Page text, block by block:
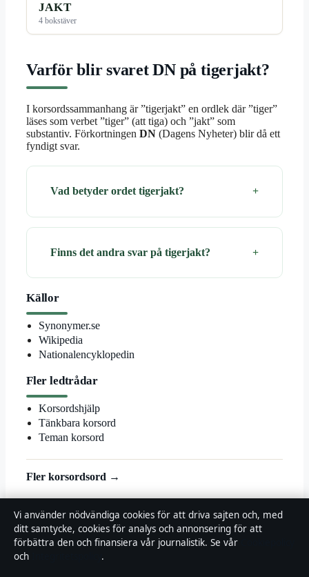
JAKT
4 bokstäver
Varför blir svaret DN på tigerjakt?
I korsordssammanhang är ”tigerjakt” en ordlek där ”tiger”
läses som verbet ”tiger” (att tiga) och ”jakt” som
substantiv. Förkortningen DN (Dagens Nyheter) blir då ett
fyndigt svar.
Vad betyder ordet tigerjakt?
Finns det andra svar på tigerjakt?
Källor
Synonymer.se
Wikipedia
Nationalencyklopedin
Fler ledtrådar
Korsordshjälp
Tänkbara korsord
Teman korsord
Fler korsordsord →
© 2026 Landsortstidningen
Landsortstidningen
Film, tv och nöjesnyheter med småstadsperspektiv — från premiärer
Vi använder nödvändiga cookies för att driva sajten och, med
ditt samtycke, cookies för analys och annonsering för att
förbättra den och finansiera vår journalistik. Se vår
och
.